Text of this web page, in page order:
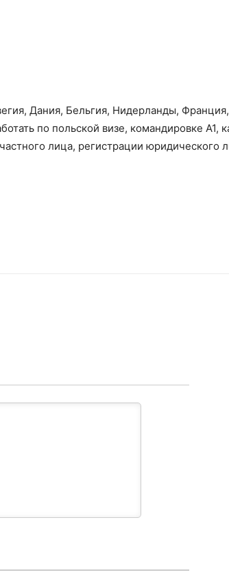
Дания, Бельгия, Нидерланды,
по польской визе, командировке А1,
лица, регистрации юридического